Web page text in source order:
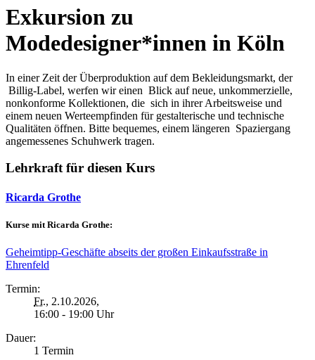
Exkursion zu
Modedesigner*innen in Köln
In einer Zeit der Überproduktion auf dem Bekleidungsmarkt, der
Billig-Label, werfen wir einen Blick auf neue, unkommerzielle,
nonkonforme Kollektionen, die sich in ihrer Arbeitsweise und
einem neuen Werteempfinden für gestalterische und technische
Qualitäten öffnen. Bitte bequemes, einem längeren Spaziergang
angemessenes Schuhwerk tragen.
Lehrkraft für diesen Kurs
Ricarda Grothe
Kurse mit Ricarda Grothe:
Geheimtipp-Geschäfte abseits der großen Einkaufsstraße in
Ehrenfeld
Termin:
Fr., 2.10.2026,
16:00 - 19:00 Uhr
Dauer:
1 Termin